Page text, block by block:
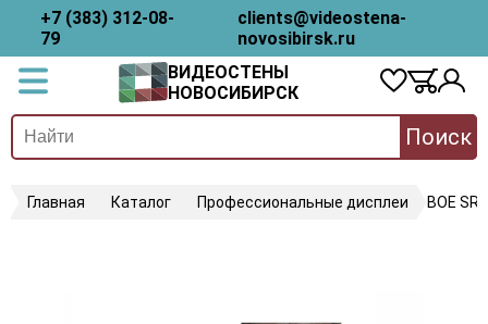
+7 (383) 312-08-
79
clients@videostena-
novosibirsk.ru
ВИДЕОСТЕНЫ
НОВОСИБИРСК
Поиск
Главная Каталог Профессиональные дисплеи BOE